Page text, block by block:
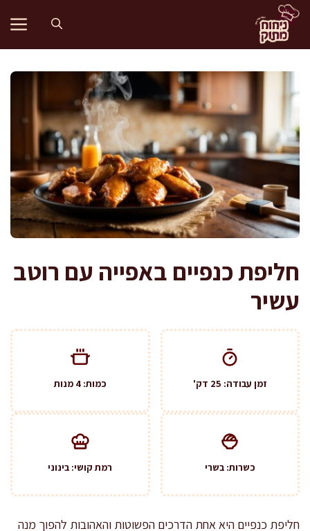
לדלג
לתוכן
חליפת כנפיים באפייה עם רוטב
עשיר
זמן עבודה: 25 דק' כמות: 4 מנות
כשרות: בשרי רמת קושי: בינוני
חליפת כנפיים היא אחת הדרכים הפשוטות והאהובות להפוך מנה